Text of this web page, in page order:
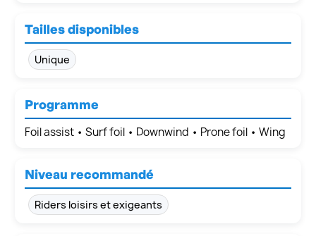
Tailles disponibles
Unique
Programme
Foil assist • Surf foil • Downwind • Prone foil • Wing
Niveau recommandé
Riders loisirs et exigeants